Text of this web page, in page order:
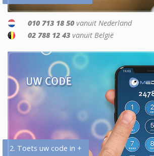
010 713 18 50 vanuit Nederland
02 788 12 43 vanuit België
2. Toets uw code in +